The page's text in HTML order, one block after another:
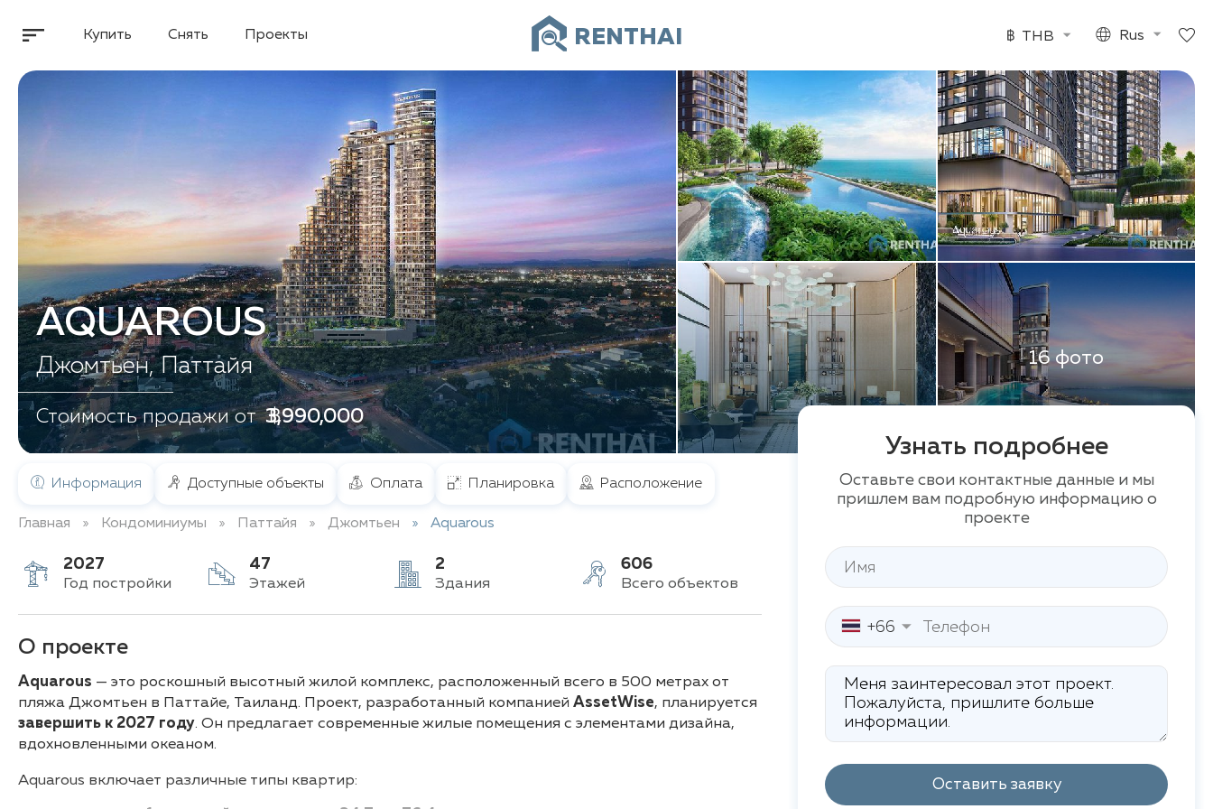
Купить Снять Проекты RENTHAI ฿ THB Rus
16 фото
AQUAROUS
Джомтьен, Паттайя
Стоимость продажи от ฿ 3,990,000
Информация Доступные объекты Оплата Планировка Расположение
Главная Кондоминиумы Паттайя Джомтьен Aquarous
2027
Год постройки
47
Этажей
2
Здания
606
Всего объектов
О проекте
Aquarous — это роскошный высотный жилой комплекс, расположенный всего в 500 метрах от
пляжа Джомтьен в Паттайе, Таиланд. Проект, разработанный компанией AssetWise, планируется
завершить к 2027 году. Он предлагает современные жилые помещения с элементами дизайна,
вдохновленными океаном.
Aquarous включает различные типы квартир:
Узнать подробнее
Оставьте свои контактные данные и мы
пришлем вам подробную информацию о
проекте
+66
Оставить заявку